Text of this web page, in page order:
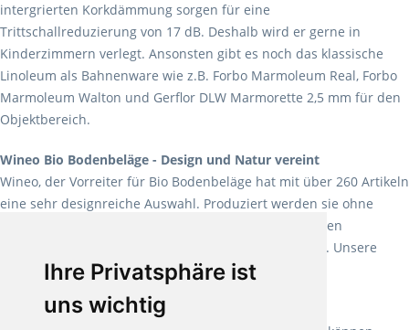
Ihre Privatsphäre ist
uns wichtig
intergrierten Korkdämmung sorgen für eine
Trittschallreduzierung von 17 dB. Deshalb wird er gerne in
Kinderzimmern verlegt. Ansonsten gibt es noch das klassische
Linoleum als Bahnenware wie z.B. Forbo Marmoleum Real, Forbo
Marmoleum Walton und Gerflor DLW Marmorette 2,5 mm für den
Objektbereich.
Wineo Bio Bodenbeläge - Design und Natur vereint
Wineo, der Vorreiter für Bio Bodenbeläge hat mit über 260 Artikeln
eine sehr designreiche Auswahl. Produziert werden sie ohne
Weichmacher und Lösungsmittel. Mit allen verfügbaren
Verlegearten ist er für jegliche Bauvorhaben attraktiv. Unsere
Empfehlung:Wineo 1000 Multi Layer XXL.
Teppiche für ein angenehmes Laufgefühl